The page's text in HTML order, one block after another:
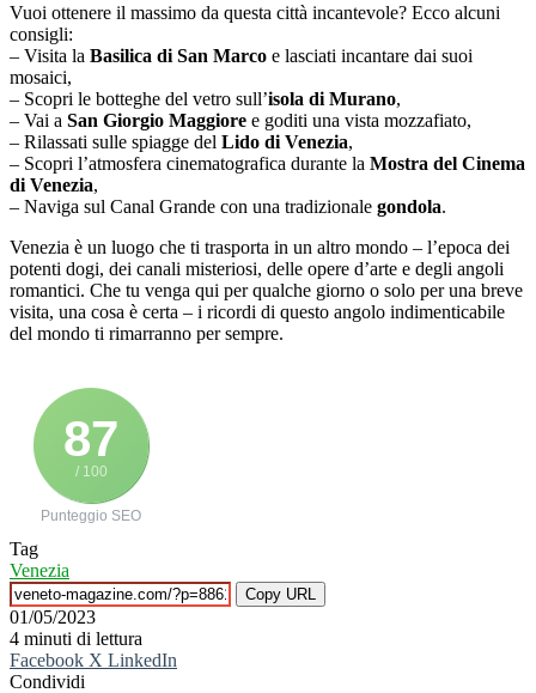
Vuoi ottenere il massimo da questa città incantevole? Ecco alcuni
consigli:
– Visita la Basilica di San Marco e lasciati incantare dai suoi
mosaici,
– Scopri le botteghe del vetro sull’isola di Murano,
– Vai a San Giorgio Maggiore e goditi una vista mozzafiato,
– Rilassati sulle spiagge del Lido di Venezia,
– Scopri l’atmosfera cinematografica durante la Mostra del Cinema
di Venezia,
– Naviga sul Canal Grande con una tradizionale gondola.
Venezia è un luogo che ti trasporta in un altro mondo – l’epoca dei
potenti dogi, dei canali misteriosi, delle opere d’arte e degli angoli
romantici. Che tu venga qui per qualche giorno o solo per una breve
visita, una cosa è certa – i ricordi di questo angolo indimenticabile
del mondo ti rimarranno per sempre.
87
/ 100
Punteggio SEO
Tag
Venezia
Copy URL
01/05/2023
4 minuti di lettura
Facebook X LinkedIn
Condividi